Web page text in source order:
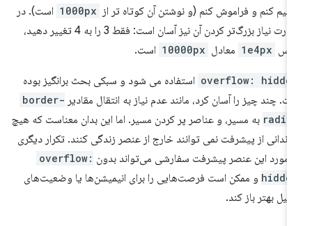
کنم و فراموش کنم (و نوشتن آن کوتاه تر از
1000px است). در
صورت نیاز بزرگ‌تر کردن آن نیز آسان است: فقط 3 را به 4 تغییر دهید،
1e4px معادل 10000px است.
overflow: استفاده می شود و سبکی بحث برانگیز بوده
چند چیز را آسان کرد، مانند عدم نیاز به انتقال مقادیرborder-
به مسیر، و عناصر پر کردن مسیر. اما این بدان معناست که هیچ
از پیشرفت نمی توانند خارج از عنصر زندگی کنند. تکرار دیگری
مورد این عنصر پیشرفت سفارشی می‌تواند بدونoverflow:
و ممکن است فرصت‌هایی را برای انیمیشن‌ها یا وضعیت‌های
بهتر باز کند.